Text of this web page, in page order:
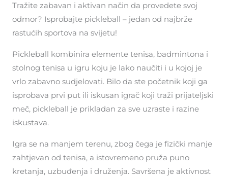
Tražite zabavan i aktivan način da provedete svoj
odmor? Isprobajte pickleball – jedan od najbrže
rastućih sportova na svijetu!
Pickleball kombinira elemente tenisa, badmintona i
stolnog tenisa u igru koju je lako naučiti i u kojoj je
vrlo zabavno sudjelovati. Bilo da ste početnik koji ga
isprobava prvi put ili iskusan igrač koji traži prijateljski
meč, pickleball je prikladan za sve uzraste i razine
iskustava.
Igra se na manjem terenu, zbog čega je fizički manje
zahtjevan od tenisa, a istovremeno pruža puno
kretanja, uzbuđenja i druženja. Savršena je aktivnost